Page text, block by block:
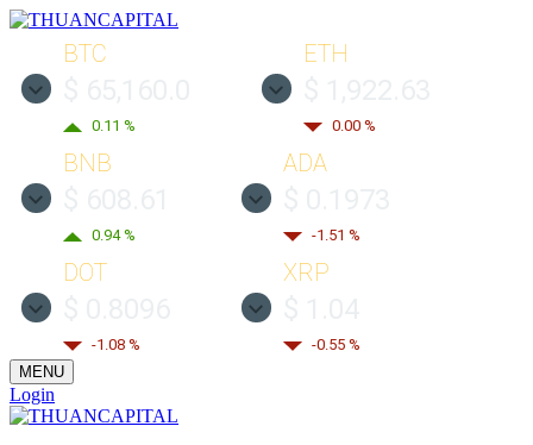
BTC
0.11 %
ETH
0.00 %
BNB
0.94 %
ADA
-1.51 %
DOT
-1.08 %
XRP
-0.55 %
MENU
Login